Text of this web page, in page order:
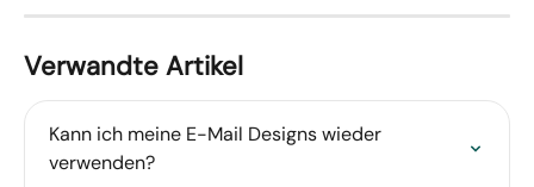
Verwandte Artikel
Kann ich meine E-Mail Designs wieder
verwenden?